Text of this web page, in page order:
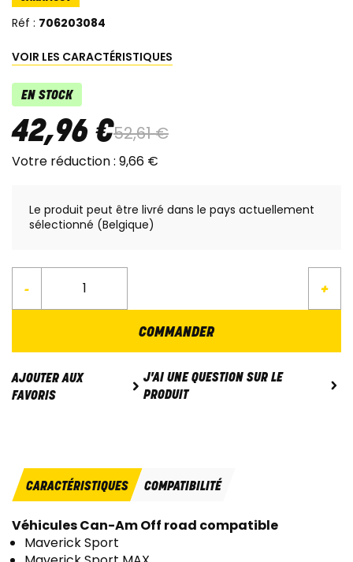
Réf : 706203084
VOIR LES CARACTÉRISTIQUES
EN STOCK
42,96 €52,61€
Votre réduction : 9,66 €
Le produit peut être livré dans le pays actuellement
sélectionné (Belgique)
- +
COMMANDER
AJOUTER AUX
FAVORIS
J'AI UNE QUESTION SUR LE
PRODUIT
CARACTÉRISTIQUES COMPATIBILITÉ
Véhicules Can-Am Off road compatible
Maverick Sport